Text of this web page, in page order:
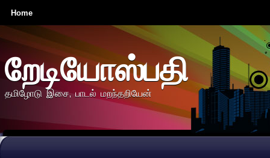
Home
றேடியோஸ்பதி
தமிழோடு இசை, பாடல் மறந்தறியேன்